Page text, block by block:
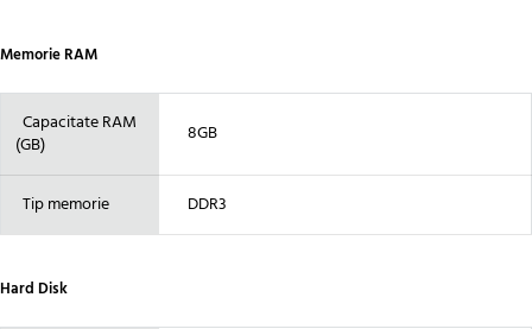
Memorie RAM
Capacitate RAM
(GB)
8GB
Tip memorie DDR3
Hard Disk